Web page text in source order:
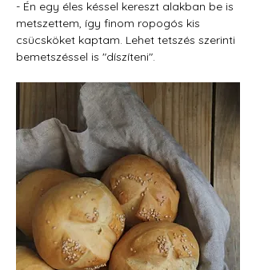
- Én egy éles késsel kereszt alakban be is
metszettem, így finom ropogós kis
csücsköket kaptam. Lehet tetszés szerinti
bemetszéssel is "díszíteni".